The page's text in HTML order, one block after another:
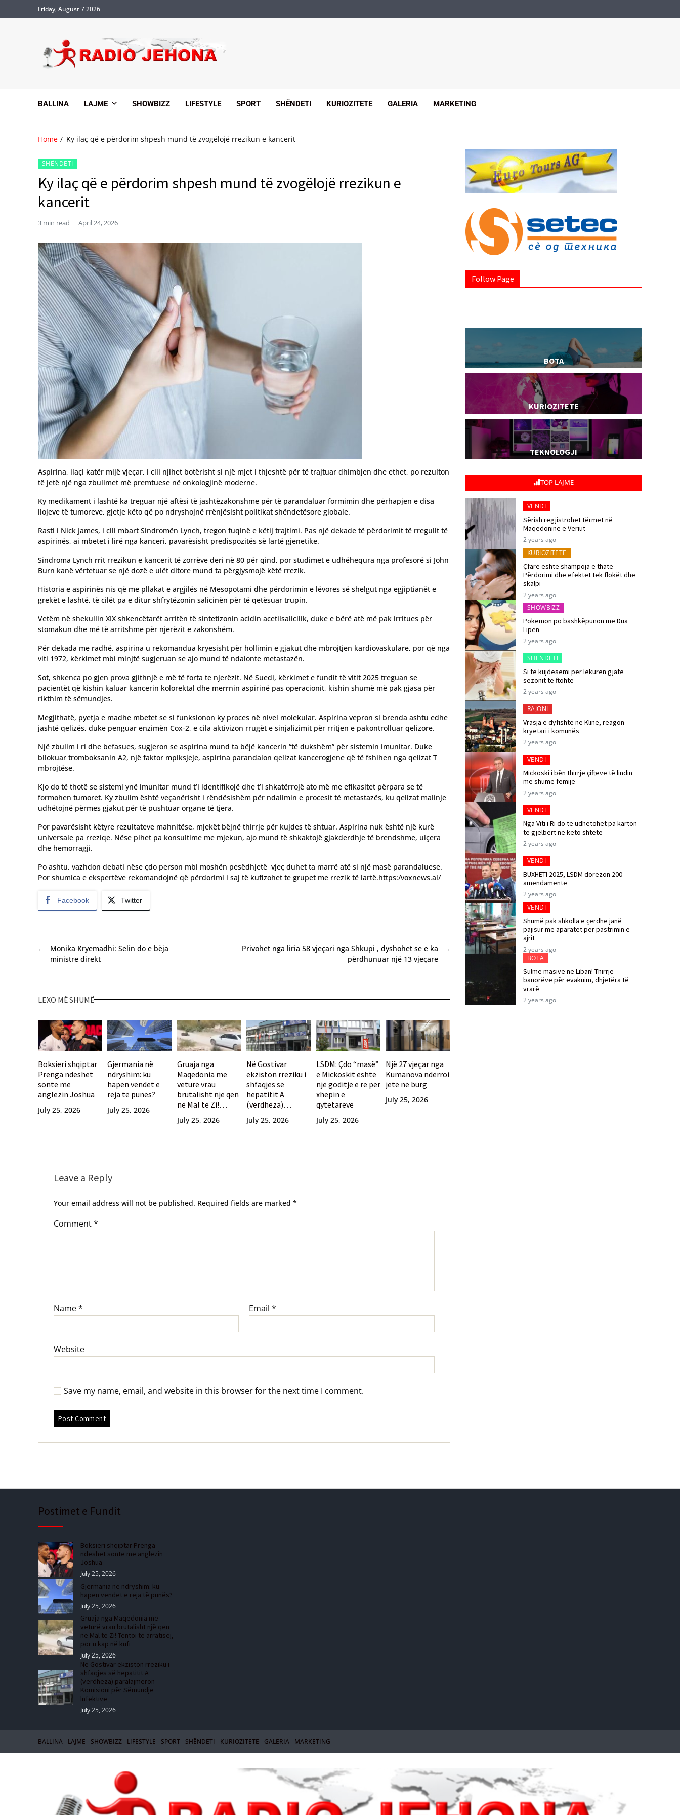
Friday, August 7 2026
BALLINA LAJME SHOWBIZZ LIFESTYLE SPORT SHËNDETI KURIOZITETE GALERIA MARKETING
Home Ky ilaç që e përdorim shpesh mund të zvogëlojë rrezikun e kancerit
SHËNDETI
Ky ilaç që e përdorim shpesh mund të zvogëlojë rrezikun e
kancerit
3 min read April 24, 2026
Aspirina, ilaçi katër mijë vjeçar, i cili njihet botërisht si një mjet i thjeshtë për të trajtuar dhimbjen dhe ethet, po rezulton
të jetë një nga zbulimet më premtuese në onkologjinë moderne.
Ky medikament i lashtë ka treguar një aftësi të jashtëzakonshme për të parandaluar formimin dhe përhapjen e disa
llojeve të tumoreve, gjetje këto që po ndryshojnë rrënjësisht politikat shëndetësore globale.
Rasti i Nick James, i cili mbart Sindromën Lynch, tregon fuqinë e këtij trajtimi. Pas një dekade të përdorimit të rregullt të
aspirinës, ai mbetet i lirë nga kanceri, pavarësisht predispozitës së lartë gjenetike.
Sindroma Lynch rrit rrezikun e kancerit të zorrëve deri në 80 për qind, por studimet e udhëhequra nga profesorë si John
Burn kanë vërtetuar se një dozë e ulët ditore mund ta përgjysmojë këtë rrezik.
Historia e aspirinës nis që me pllakat e argjilës në Mesopotami dhe përdorimin e lëvores së shelgut nga egjiptianët e
grekët e lashtë, të cilët pa e ditur shfrytëzonin salicinën për të qetësuar trupin.
Vetëm në shekullin XIX shkencëtarët arritën të sintetizonin acidin acetilsalicilik, duke e bërë atë më pak irritues për
stomakun dhe më të arritshme për njerëzit e zakonshëm.
Për dekada me radhë, aspirina u rekomandua kryesisht për hollimin e gjakut dhe mbrojtjen kardiovaskulare, por që nga
viti 1972, kërkimet mbi minjtë sugjeruan se ajo mund të ndalonte metastazën.
Sot, shkenca po gjen prova gjithnjë e më të forta te njerëzit. Në Suedi, kërkimet e fundit të vitit 2025 treguan se
pacientët që kishin kaluar kancerin kolorektal dhe merrnin aspirinë pas operacionit, kishin shumë më pak gjasa për
rikthim të sëmundjes.
Megjithatë, pyetja e madhe mbetet se si funksionon ky proces në nivel molekular. Aspirina vepron si brenda ashtu edhe
jashtë qelizës, duke penguar enzimën Cox-2, e cila aktivizon rrugët e sinjalizimit për rritjen e pakontrolluar qelizore.
Një zbulim i ri dhe befasues, sugjeron se aspirina mund ta bëjë kancerin “të dukshëm” për sistemin imunitar. Duke
bllokuar tromboksanin A2, një faktor mpiksjeje, aspirina parandalon qelizat kancerogjene që të fshihen nga qelizat T
mbrojtëse.
Kjo do të thotë se sistemi ynë imunitar mund t’i identifikojë dhe t’i shkatërrojë ato më me efikasitet përpara se të
formohen tumoret. Ky zbulim është veçanërisht i rëndësishëm për ndalimin e procesit të metastazës, ku qelizat malinje
udhëtojnë përmes gjakut për të pushtuar organe të tjera.
Por pavarësisht këtyre rezultateve mahnitëse, mjekët bëjnë thirrje për kujdes të shtuar. Aspirina nuk është një kurë
universale pa rreziqe. Nëse pihet pa konsultime me mjekun, ajo mund të shkaktojë gjakderdhje të brendshme, ulçera
dhe hemorragji.
Po ashtu, vazhdon debati nëse çdo person mbi moshën pesëdhjetë vjeç duhet ta marrë atë si një masë parandaluese.
Por shumica e ekspertëve rekomandojnë që përdorimi i saj të kufizohet te grupet me rrezik të lartë.https:/voxnews.al/
Facebook Twitter
←
Monika Kryemadhi: Selin do e bëja
ministre direkt
→
Privohet nga liria 58 vjeçari nga Shkupi , dyshohet se e ka
përdhunuar një 13 vjeçare
LEXO MË SHUMË
Boksieri shqiptar
Prenga ndeshet
sonte me
anglezin Joshua
July 25, 2026
Gjermania në
ndryshim: ku
hapen vendet e
reja të punës?
July 25, 2026
Gruaja nga
Maqedonia me
veturë vrau
brutalisht një qen
në Mal të Zi!
Tentoi të
arratisej, por u
July 25, 2026
Në Gostivar
ekziston rreziku i
shfaqjes së
hepatitit A
(verdhëza)
paralajmëron
Komisioni për
July 25, 2026
LSDM: Çdo “masë”
e Mickoskit është
një goditje e re për
xhepin e
qytetarëve
July 25, 2026
Një 27 vjeçar nga
Kumanova ndërroi
jetë në burg
July 25, 2026
Leave a Reply
Your email address will not be published. Required fields are marked *
Comment*
Name* Email*
Website
Save my name, email, and website in this browser for the next time I comment.
Follow Page
BOTA
KURIOZITETE
TEKNOLOGJI
TOP LAJME
VENDI
Sërish regjistrohet tërmet në
Maqedoninë e Veriut
2 years ago
KURIOZITETE
Çfarë është shampoja e thatë –
Përdorimi dhe efektet tek flokët dhe
skalpi
2 years ago
SHOWBIZZ
Pokemon po bashkëpunon me Dua
Lipën
2 years ago
SHËNDETI
Si të kujdesemi për lëkurën gjatë
sezonit të ftohtë
2 years ago
RAJONI
Vrasja e dyfishtë në Klinë, reagon
kryetari i komunës
2 years ago
VENDI
Mickoski i bën thirrje çifteve të lindin
më shumë fëmijë
2 years ago
VENDI
Nga Viti i Ri do të udhëtohet pa karton
të gjelbërt në këto shtete
2 years ago
VENDI
BUXHETI 2025, LSDM dorëzon 200
amendamente
2 years ago
VENDI
Shumë pak shkolla e çerdhe janë
pajisur me aparatet për pastrimin e
ajrit
2 years ago
BOTA
Sulme masive në Liban! Thirrje
banorëve për evakuim, dhjetëra të
vrarë
2 years ago
Postimet e Fundit
Boksieri shqiptar Prenga
ndeshet sonte me anglezin
Joshua
July 25, 2026
Gjermania në ndryshim: ku
hapen vendet e reja të punës?
July 25, 2026
Gruaja nga Maqedonia me
veturë vrau brutalisht një qen
në Mal të Zi! Tentoi të arratisej,
por u kap në kufi
July 25, 2026
Në Gostivar ekziston rreziku i
shfaqjes së hepatitit A
(verdhëza) paralajmëron
Komisioni për Sëmundje
Infektive
July 25, 2026
BALLINA LAJME SHOWBIZZ LIFESTYLE SPORT SHËNDETI KURIOZITETE GALERIA MARKETING